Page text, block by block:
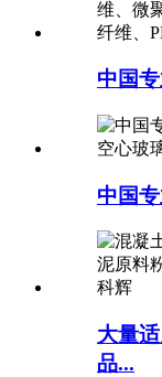
中国
中国
大量
品...